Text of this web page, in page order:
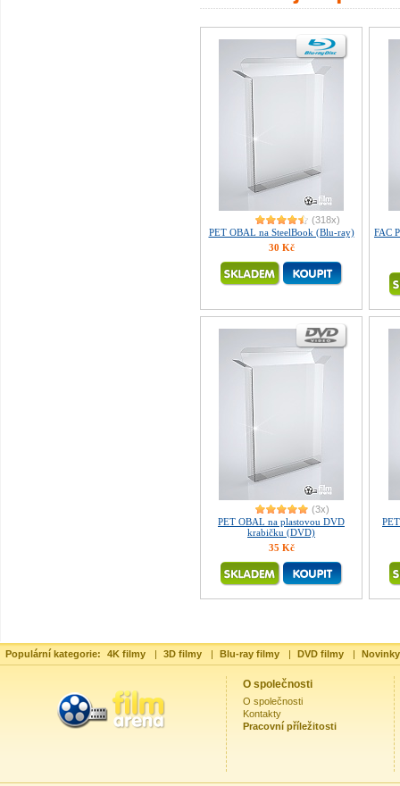
(318x)
PET OBAL na SteelBook (Blu-ray)
30 Kč
FAC
(3x)
PET OBAL na plastovou DVD
krabičku (DVD)
35 Kč
Populární kategorie: 4K filmy | 3D filmy | Blu-ray filmy | DVD filmy |
O společnosti
O společnosti
Kontakty
Pracovní příležitosti